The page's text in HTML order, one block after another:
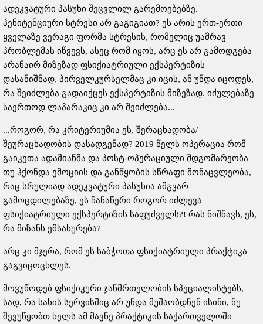
ადეკვატური პასუხი შეცვლილ გარემოებებზე.
პენიტენციური სტრესი არ გაგიგიათ? ეს არის ერთ-ერთი
ყველაზე ვერაგი ფორმა სტრესის, რომელიც უამრავ
პრობლემას იწვევს, ასეც რომ იყოს, არც ეს არ გამოდგება
არანაირ მიზეზად ფსიქიატრიული ექსპერტიზის
დასანიშნად, პირველკურსელმაც კი იცის, ან უნდა იცოდეს,
რა შეიძლება გადაიქცეს ექსპერტიზის მიზეზად. იძულებაზე
საერთოდ ლაპარაკიც კი არ შეიძლება...
...როგორ, რა კრიტერიუმია ეს, შერაცხადობა/
შეურაცხადობის დასადგენად? 2019 წელს ოპერაცია რომ
გაიკეთა ადამიანმა და პოსტ-ოპერაციული მდგომარეობა
თუ ჰქონდა ემოციის და განწყობის სწრაფი მონაცვლეობა,
რაც სრულიად ადეკვატური პასუხია ამგვარ
გამოცდილებაზე, ეს ჩანაწერი როგორ იძლევა
ფსიქიატრიული ექსპერტიზის საფუძველს?! რას ნიშნავს, ეს,
რა მიზანს ემსახურება?
არც კი მჯერა, რომ ეს საბჭოთა ფსიქიატრიული პრაქტიკა
გაგვიცოცხლეს.
მოვუწოდებ ფსიქიკური ჯანმრთელობის სპეციალისტებს,
სად, რა სახის სერვისშიც არ უნდა მუშაობდნენ ისინი, ნუ
შევუწყობთ ხელს ამ მავნე პრაქტიკის საქართველოში